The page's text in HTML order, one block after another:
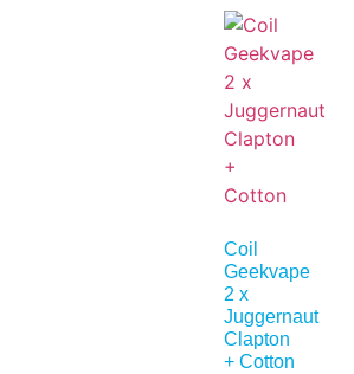
Coil
Geekvape
2 x
Juggernaut
Clapton
+ Cotton